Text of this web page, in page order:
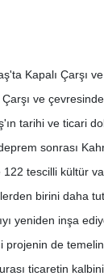
Kapalı Çarşı
ve
tarihi ve ticari
sonrası
tescilli kültür
birini daha
yeniden inşa
de
ticaretin